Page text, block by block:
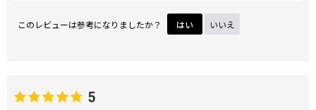
このレビューは参考になりましたか？ はい いいえ
5